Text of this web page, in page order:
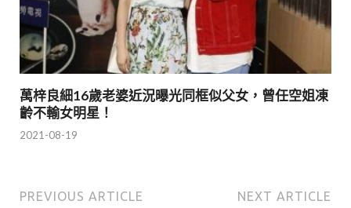
萬梓良細16歲老婆近況曝光同框似父女，曾任空姐凍
齡不輸女明星！
2021-08-19
PREVIOUS ARTICLE NEXT ARTICLE